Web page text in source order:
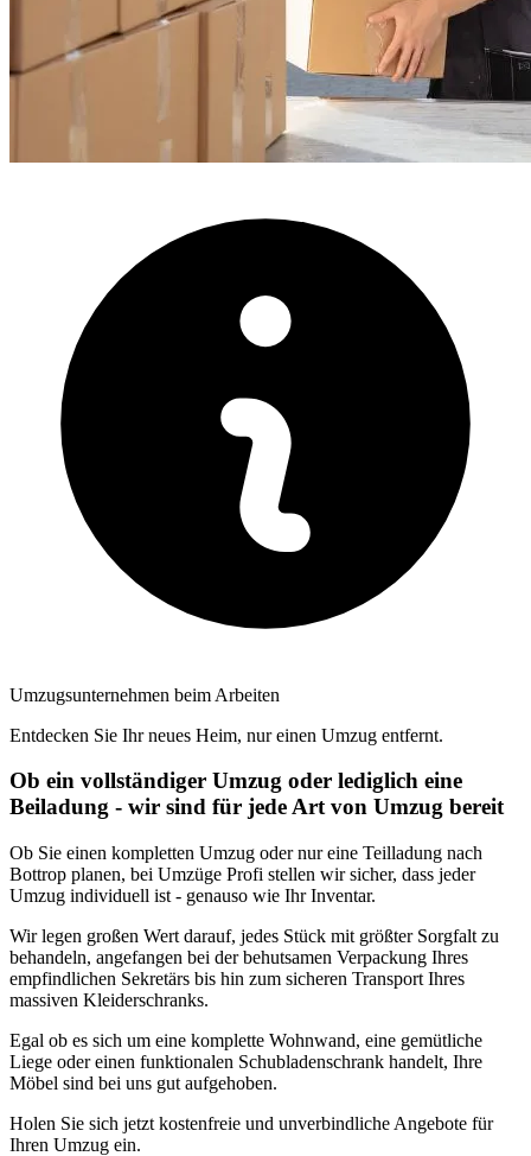
Umzugsunternehmen beim Arbeiten
Entdecken Sie Ihr neues Heim, nur einen Umzug entfernt.
Ob ein vollständiger Umzug oder lediglich eine
Beiladung - wir sind für jede Art von Umzug bereit
Ob Sie einen kompletten Umzug oder nur eine Teilladung nach
Bottrop planen, bei Umzüge Profi stellen wir sicher, dass jeder
Umzug individuell ist - genauso wie Ihr Inventar.
Wir legen großen Wert darauf, jedes Stück mit größter Sorgfalt zu
behandeln, angefangen bei der behutsamen Verpackung Ihres
empfindlichen Sekretärs bis hin zum sicheren Transport Ihres
massiven Kleiderschranks.
Egal ob es sich um eine komplette Wohnwand, eine gemütliche
Liege oder einen funktionalen Schubladenschrank handelt, Ihre
Möbel sind bei uns gut aufgehoben.
Holen Sie sich jetzt kostenfreie und unverbindliche Angebote für
Ihren Umzug ein.